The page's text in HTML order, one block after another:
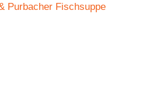
Purbacher Fischsuppe